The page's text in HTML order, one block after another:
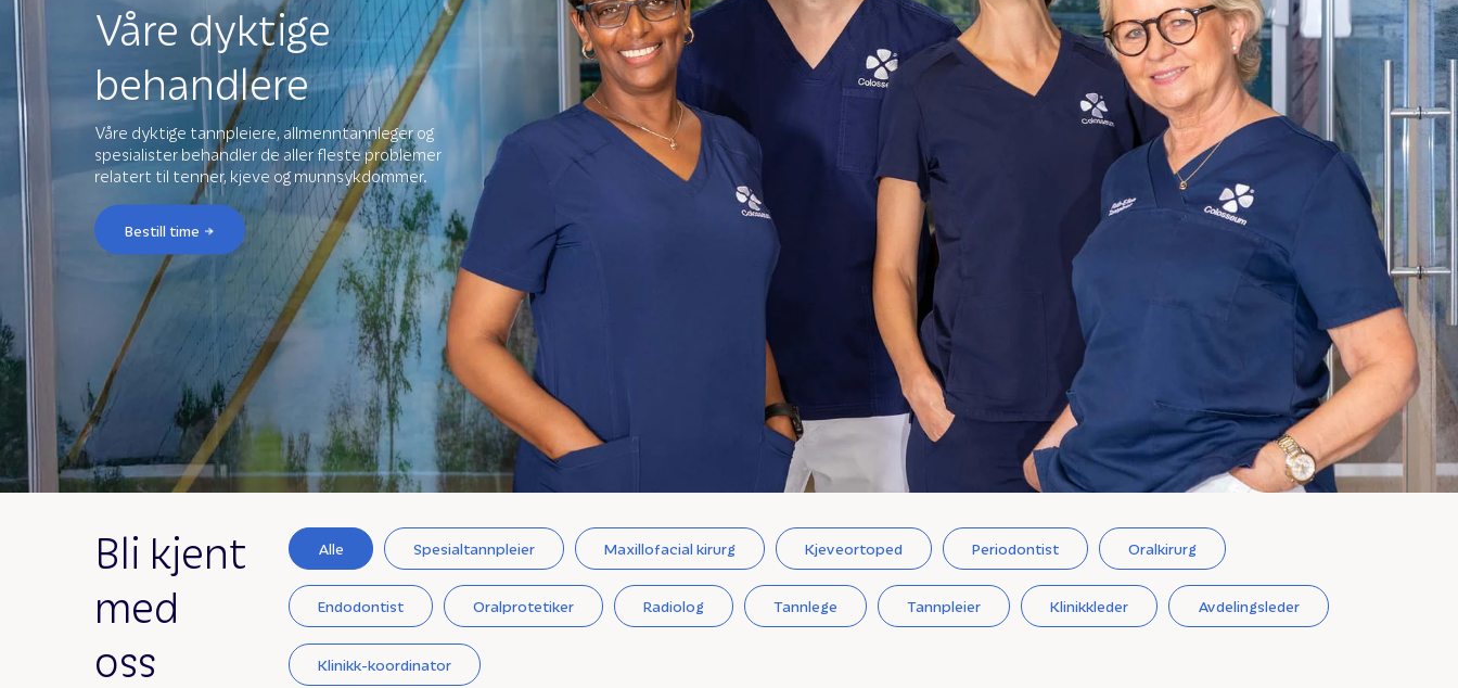
Våre dyktige
behandlere
Våre dyktige tannpleiere, allmenntannleger og
spesialister behandler de aller fleste problemer
relatert til tenner, kjeve og munnsykdommer.
Bestill time
Bli kjent
med
oss
Alle Spesialtannpleier Maxillofacial kirurg Kjeveortoped Periodontist Oralkirurg
Endodontist Oralprotetiker Radiolog Tannlege Tannpleier Klinikkleder Avdelingsleder
Klinikk-koordinator